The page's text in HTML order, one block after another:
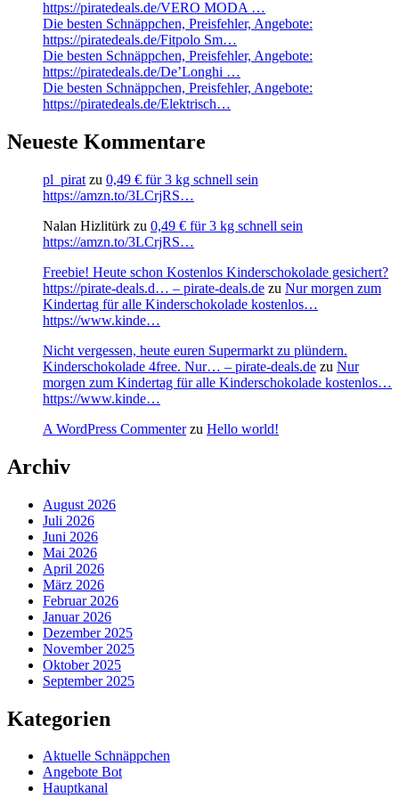
https://piratedeals.de/VERO MODA …
Die besten Schnäppchen, Preisfehler, Angebote:
https://piratedeals.de/Fitpolo Sm…
Die besten Schnäppchen, Preisfehler, Angebote:
https://piratedeals.de/De’Longhi …
Die besten Schnäppchen, Preisfehler, Angebote:
https://piratedeals.de/Elektrisch…
Neueste Kommentare
pl_pirat zu 0,49 € für 3 kg schnell sein
https://amzn.to/3LCrjRS…
Nalan Hizlitürk zu 0,49 € für 3 kg schnell sein
https://amzn.to/3LCrjRS…
Freebie! Heute schon Kostenlos Kinderschokolade gesichert?
https://pirate-deals.d… – pirate-deals.de zu Nur morgen zum
Kindertag für alle Kinderschokolade kostenlos…
https://www.kinde…
Nicht vergessen, heute euren Supermarkt zu plündern.
Kinderschokolade 4free. Nur… – pirate-deals.de zu Nur
morgen zum Kindertag für alle Kinderschokolade kostenlos…
https://www.kinde…
A WordPress Commenterzu Hello world!
Archiv
August 2026
Juli 2026
Juni 2026
Mai 2026
April 2026
März 2026
Februar 2026
Januar 2026
Dezember 2025
November 2025
Oktober 2025
September 2025
Kategorien
Aktuelle Schnäppchen
Angebote Bot
Hauptkanal